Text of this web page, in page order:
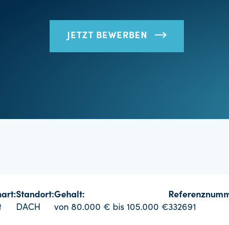
JETZT BEWERBEN
Standort:
DACH
Gehalt:
von 80.000 € bis 105.000 €332691